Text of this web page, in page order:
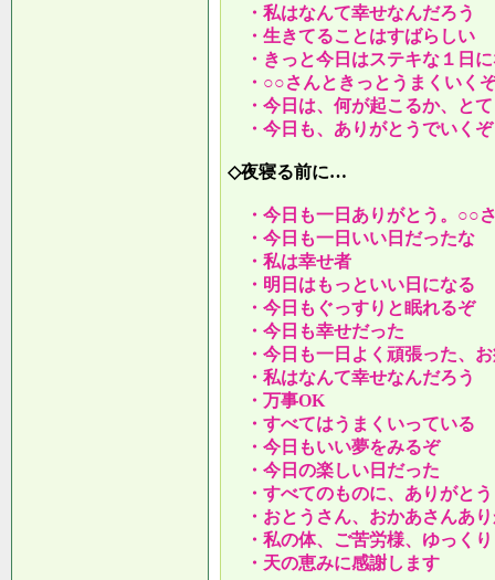
・私はなんて幸せなんだろう
・生きてることはすばらしい
・きっと今日はステキな１日
・○○さんときっとうまくいく
・今日は、何が起こるか、と
・今日も、ありがとうでいくぞ
◇夜寝る前に…
・今日も一日ありがとう。○○
・今日も一日いい日だったな
・私は幸せ者
・明日はもっといい日になる
・今日もぐっすりと眠れるぞ
・今日も幸せだった
・今日も一日よく頑張った、
・私はなんて幸せなんだろう
・万事OK
・すべてはうまくいっている
・今日もいい夢をみるぞ
・今日の楽しい日だった
・すべてのものに、ありがとう
・おとうさん、おかあさんあ
・私の体、ご苦労様、ゆっく
・天の恵みに感謝します